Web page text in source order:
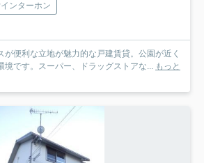
ンターホン
が便利な立地が魅力的な戸建賃貸。公園が近く
境です。スーパー、ドラッグストアな... もっと